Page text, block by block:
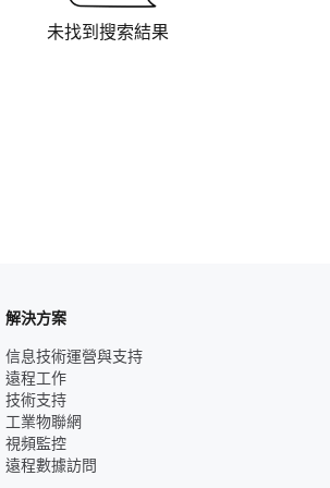
未找到搜索結果
解決方案
信息技術運營與支持
遠程工作
技術支持
工業物聯網
視頻監控
遠程數據訪問